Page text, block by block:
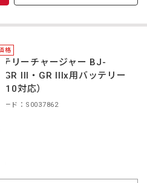
格
テリーチャージャー BJ-
GR III・GR IIIx用バッテリー
対応）
ード：S0037862